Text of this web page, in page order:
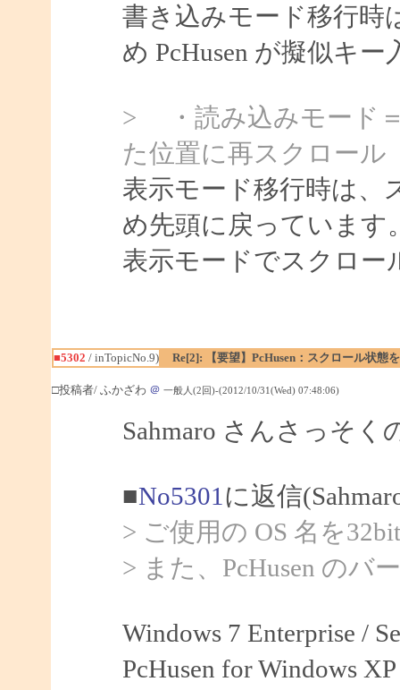
書き込みモード移行時
め PcHusen が擬似キ
> ・読み込みモード
た位置に再スクロール
表示モード移行時は、
め先頭に戻っています
表示モードでスクロー
■5302 / inTopicNo.9) Re[2]: 【要望】PcHusen：スクロール状態
□投稿者/ ふかざわ ＠ 一般人(2回)-(2012/10/31(Wed) 07:48:06)
Sahmaro さんさっそ
■No5301 に返信
> ご使用の OS 名を
> また、PcHusen のバ
Windows 7 Enterprise /
PcHusen for Windows